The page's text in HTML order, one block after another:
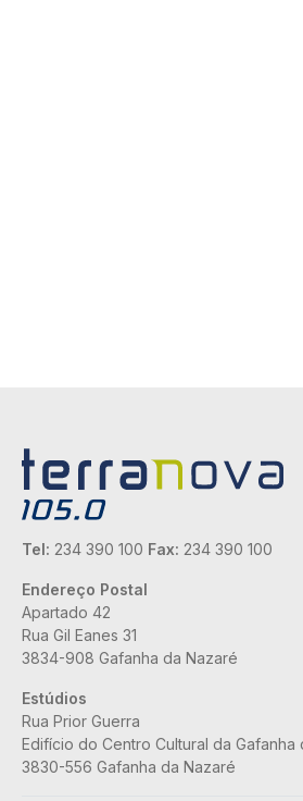
Tel: 234 390 100 Fax: 234 390 100
Endereço Postal
Apartado 42
Rua Gil Eanes 31
3834-908 Gafanha da Nazaré
Estúdios
Rua Prior Guerra
Edifício do Centro Cultural da Gafanha
3830-556 Gafanha da Nazaré